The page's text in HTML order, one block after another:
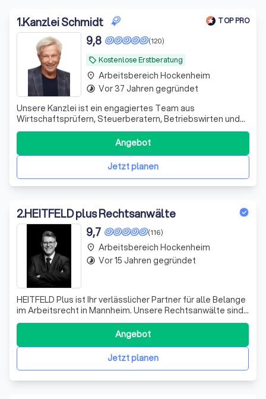
1.Kanzlei Schmidt TOP PRO
local_offer Kostenlose Erstberatung
(120)
9,8
Unsere Kanzlei ist ein engagiertes Team aus
Wirtschaftsprüfern, Steuerberatern, Betriebswirten und
Fachanwälten. Seit 1995 unterstützen wir unsere
Mandanten erfolgreich in schwierigen Finanzsituationen.
Wir sehen uns nicht nur als Ansprechpartner, sondern auch
als Ratgeber und Umsetzer von Lösungen.
Jetzt planen
Angebot
place Arbeitsbereich Hockenheim
timelapse Vor 37 Jahren gegründet
2.HEITFELD plus Rechtsanwälte
(116)
9,7
HEITFELD Plus ist Ihr verlässlicher Partner für alle Belange
im Arbeitsrecht in Mannheim. Unsere Rechtsanwälte sind
auf Arbeitsrecht spezialisiert und bieten umfassende
Beratung und Unterstützung bei Kündigung,
Aufhebungsverträgen, Abfindungen und Mobbing. Lassen
Sie sich von einem erfahrenen Arbeit
Jetzt planen
Angebot
place Arbeitsbereich Hockenheim
timelapse Vor 15 Jahren gegründet